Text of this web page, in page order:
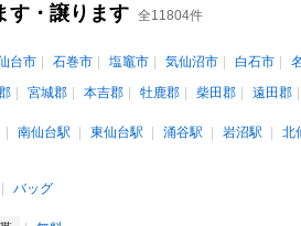
す・譲ります 全11804件
台市 石巻市 塩竈市 気仙沼市 白石市
宮城郡 本吉郡 牡鹿郡 柴田郡 遠田郡
南仙台駅 東仙台駅 涌谷駅 岩沼駅 北
バッグ